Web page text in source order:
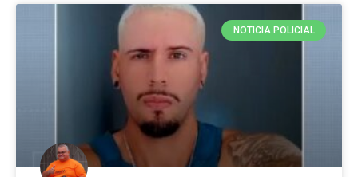
NOTICIA POLICIAL